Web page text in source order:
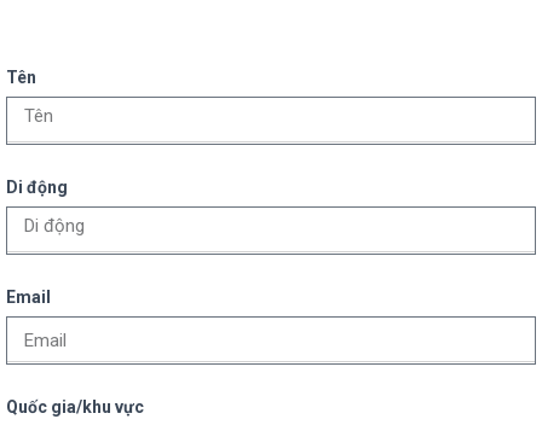
Tên
Di động
Email
Quốc gia/khu vực